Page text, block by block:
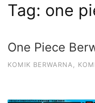
Tag: one
One Piece
KOMIK BERWARNA